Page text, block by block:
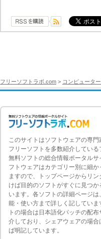
フリーソフトラボ.com > コンピュータ
このサイトはソフトウェアの専
フリーソフトを多数紹介している
無料ソフトの総合情報ポータルサ
フトウェアはカテゴリー別に細
ますので、トップページからリ
けば目的のソフトがすぐに見つか
います。各ソフトの詳細ページは
能・使い方まで詳しく記していま
トの場合は日本語化パッチの配
介しており、シェアウェアの場合
ば明記しています。